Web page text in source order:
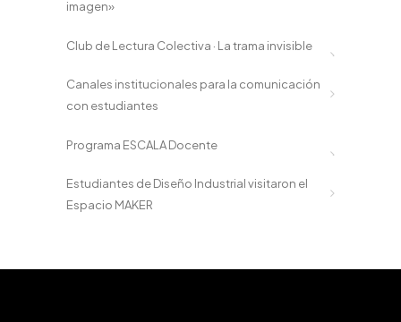
imagen»
Club de Lectura Colectiva · La trama invisible
Canales institucionales para la comunicación
con estudiantes
Programa ESCALA Docente
Estudiantes de Diseño Industrial visitaron el
Espacio MAKER